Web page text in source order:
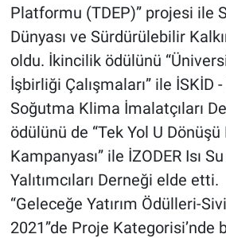
Platformu (TDEP)” projesi ile
Dünyası ve Sürdürülebilir
oldu. İkincilik ödülünü
İşbirliği Çalışmaları” ile İSKİD
Soğutma Klima İmalatçıları
ödülünü de “Tek Yol U
Kampanyası” ile İZODER Isı
Yalıtımcıları Derneği elde etti.
“Geleceğe Yatırım Ödülleri-
2021”de Proje Kategorisi’nde